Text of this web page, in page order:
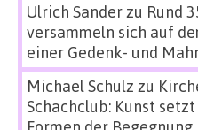
Ulrich Sanderzu Rund
versammeln sich auf
einer Gedenk- und
Michael Schulz zu
Schachclub: Kunst